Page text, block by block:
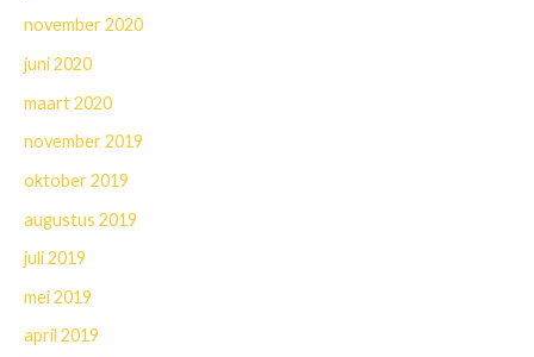
november 2020
juni 2020
maart 2020
november 2019
oktober 2019
augustus 2019
juli 2019
mei 2019
april 2019